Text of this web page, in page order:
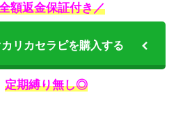
額返金保証付き／
リカセラピを購入する
定期縛り無し◎